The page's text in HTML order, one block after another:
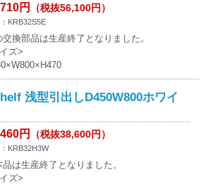
円 （税抜56,100円）
KRB32S5E
交換部品は生産終了となりました。
ズ>
浅型引出しD450W800ホワイ
円 （税抜38,600円）
KRB32H3W
は生産終了となりました。
ズ>